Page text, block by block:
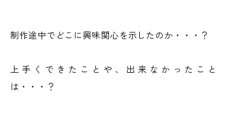
制作途中でどこに興味関心を示したのか・・・？
上手くできたことや、出来なかったこと
は・・・？